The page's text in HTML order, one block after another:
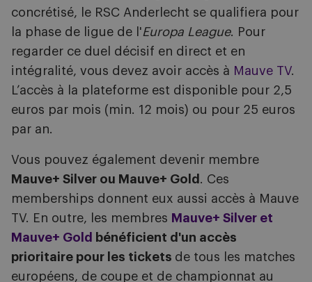
concrétisé, le RSC Anderlecht se qualifiera pour
la phase de ligue de l'Europa League. Pour
regarder ce duel décisif en direct et en
intégralité, vous devez avoir accès à Mauve TV.
L’accès à la plateforme est disponible pour 2,5
euros par mois (min. 12 mois) ou pour 25 euros
par an.
Vous pouvez également devenir membre
Mauve+ Silver ou Mauve+ Gold . Ces
memberships donnent eux aussi accès à Mauve
TV. En outre, les membres Mauve+ Silver et
Mauve+ Gold
bénéficient d'un accès
prioritaire pour les tickets de tous les matches
européens, de coupe et de championnat au